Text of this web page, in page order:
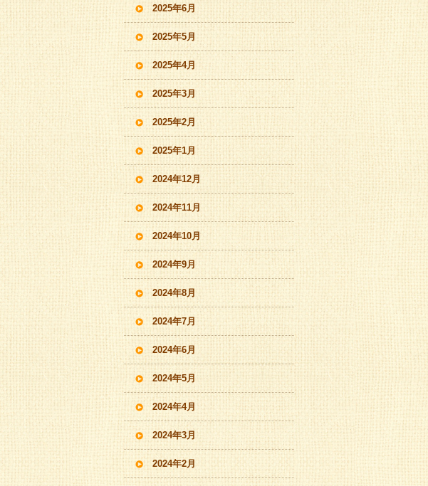
2025年6月
2025年5月
2025年4月
2025年3月
2025年2月
2025年1月
2024年12月
2024年11月
2024年10月
2024年9月
2024年8月
2024年7月
2024年6月
2024年5月
2024年4月
2024年3月
2024年2月